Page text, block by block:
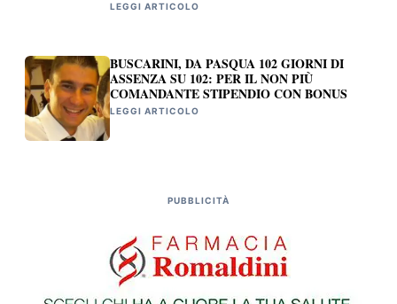
LEGGI ARTICOLO
BUSCARINI, DA PASQUA 102 GIORNI DI
ASSENZA SU 102: PER IL NON PIÙ
COMANDANTE STIPENDIO CON BONUS
LEGGI ARTICOLO
PUBBLICITÀ